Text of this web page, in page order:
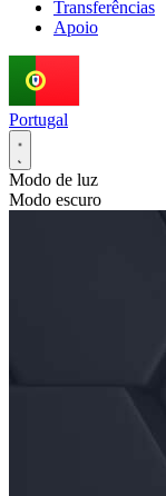
Transferências
Apoio
Portugal
Modo de luz
Modo escuro